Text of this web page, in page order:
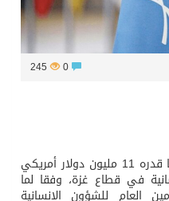
245
خصصت الأمم المتحدة، مبلغا إضافيا قدره 11 مليون دولار أمريكي
في قطاع غزة، وفقا لما
العام للشؤون الإنسانية